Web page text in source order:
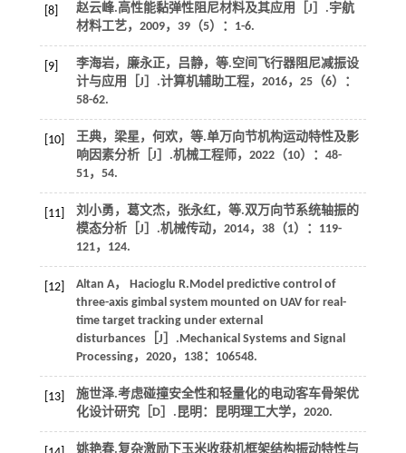
[8] 赵云峰.高性能黏弹性阻尼材料及其应用［J］.宇航
材料工艺， 2009， 39（5）：1-6.
[9] 李海岩，廉永正，吕静， 等.空间飞行器阻尼减振设
计与应用［J］.计算机辅助工程， 2016， 25（6）：
58-62.
[10] 王典，梁星，何欢， 等.单万向节机构运动特性及影
响因素分析［J］.机械工程师， 2022（10）：48-
51，54.
[11] 刘小勇，葛文杰，张永红， 等.双万向节系统轴振的
模态分析［J］.机械传动， 2014， 38（1）：119-
121，124.
[12] Altan A， Hacioglu R.Model predictive control of
three-axis gimbal system mounted on UAV for real-
time target tracking under external
disturbances［J］. Mechanical Systems and Signal
Processing， 2020， 138：106548.
[13]
施世泽.考虑碰撞安全性和轻量化的电动客车骨架优
化设计研究［D］.昆明：昆明理工大学， 2020.
姚艳春.复杂激励下玉米收获机框架结构振动特性与